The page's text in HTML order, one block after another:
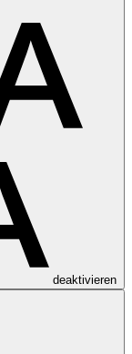
deaktivieren